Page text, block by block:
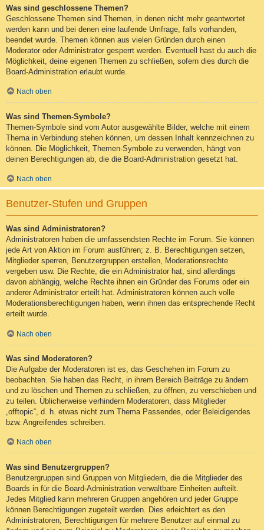
Was sind geschlossene Themen?
Geschlossene Themen sind Themen, in denen nicht mehr geantwortet
werden kann und bei denen eine laufende Umfrage, falls vorhanden,
beendet wurde. Themen können aus vielen Gründen durch einen
Moderator oder Administrator gesperrt werden. Eventuell hast du auch die
Möglichkeit, deine eigenen Themen zu schließen, sofern dies durch die
Board-Administration erlaubt wurde.
Nach oben
Was sind Themen-Symbole?
Themen-Symbole sind vom Autor ausgewählte Bilder, welche mit einem
Thema in Verbindung stehen können, um dessen Inhalt kennzeichnen zu
können. Die Möglichkeit, Themen-Symbole zu verwenden, hängt von
deinen Berechtigungen ab, die die Board-Administration gesetzt hat.
Nach oben
Benutzer-Stufen und Gruppen
Was sind Administratoren?
Administratoren haben die umfassendsten Rechte im Forum. Sie können
jede Art von Aktion im Forum ausführen; z. B. Berechtigungen setzen,
Mitglieder sperren, Benutzergruppen erstellen, Moderationsrechte
vergeben usw. Die Rechte, die ein Administrator hat, sind allerdings
davon abhängig, welche Rechte ihnen ein Gründer des Forums oder ein
anderer Administrator erteilt hat. Administratoren können auch volle
Moderationsberechtigungen haben, wenn ihnen das entsprechende Recht
erteilt wurde.
Nach oben
Was sind Moderatoren?
Die Aufgabe der Moderatoren ist es, das Geschehen im Forum zu
beobachten. Sie haben das Recht, in ihrem Bereich Beiträge zu ändern
und zu löschen und Themen zu schließen, zu öffnen, zu verschieben und
zu teilen. Üblicherweise verhindern Moderatoren, dass Mitglieder
„offtopic“, d. h. etwas nicht zum Thema Passendes, oder Beleidigendes
bzw. Angreifendes schreiben.
Nach oben
Was sind Benutzergruppen?
Benutzergruppen sind Gruppen von Mitgliedern, die die Mitglieder des
Boards in für die Board-Administration verwaltbare Einheiten aufteilt.
Jedes Mitglied kann mehreren Gruppen angehören und jeder Gruppe
können Berechtigungen zugeteilt werden. Dies erleichtert es den
Administratoren, Berechtigungen für mehrere Benutzer auf einmal zu